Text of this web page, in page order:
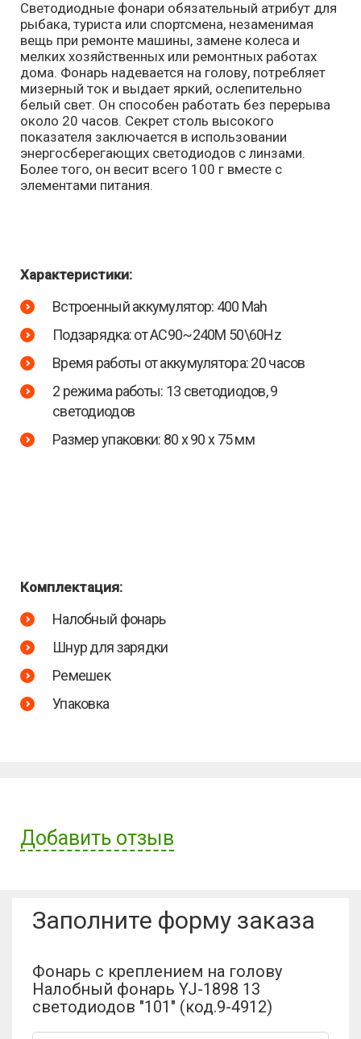
Светодиодные фонари обязательный атрибут для
рыбака, туриста или спортсмена, незаменимая
вещь при ремонте машины, замене колеса и
мелких хозяйственных или ремонтных работах
дома. Фонарь надевается на голову, потребляет
мизерный ток и выдает яркий, ослепительно
белый свет. Он способен работать без перерыва
около 20 часов. Секрет столь высокого
показателя заключается в использовании
энергосберегающих светодиодов с линзами.
Более того, он весит всего 100 г вместе с
элементами питания.
Характеристики:
Встроенный аккумулятор: 400 Mah
Подзарядка: от AC90~240М 50\60Hz
Время работы от аккумулятора: 20 часов
2 режима работы: 13 светодиодов, 9
светодиодов
Размер упаковки: 80 х 90 х 75 мм
Комплектация:
Налобный фонарь
Шнур для зарядки
Ремешек
Упаковка
Добавить отзыв
Заполните форму заказа
Фонарь с креплением на голову
Налобный фонарь YJ-1898 13
светодиодов "101" (код.9-4912)